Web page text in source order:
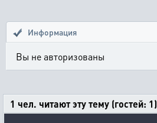
Информация
Вы не авторизованы
1 чел. читают эту тему (гостей: 1)